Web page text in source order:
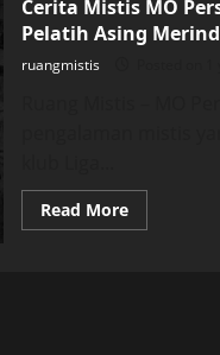
Cerita Mistis MO
Pelatih Asing
ruangmistis
Read MoreRead
more